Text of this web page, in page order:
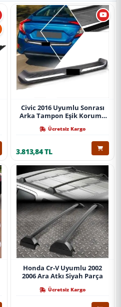
Civic 2016 Uyumlu Sonrası
Arka Tampon Eşik Koruma
Ücretsiz Kargo
3.813,84 TL
Honda Cr-V Uyumlu 2002
2006 Ara Atkı Siyah Parça
Ücretsiz Kargo